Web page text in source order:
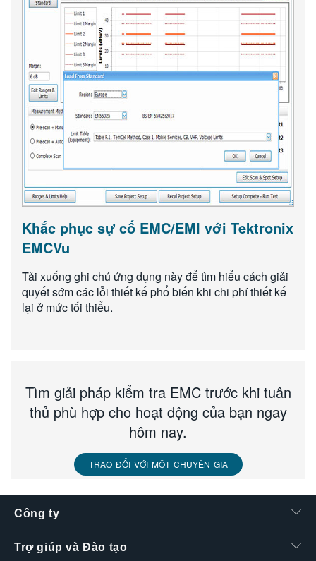
Khắc phục sự cố EMC/EMI với Tektronix
EMCVu
Tải xuống ghi chú ứng dụng này để tìm hiểu cách giải
quyết sớm các lỗi thiết kế phổ biến khi chi phí thiết kế
lại ở mức tối thiểu.
Tìm giải pháp kiểm tra EMC trước khi tuân
thủ phù hợp cho hoạt động của bạn ngay
hôm nay.
TRAO ĐỔI VỚI MỘT CHUYÊN GIA
Công ty
Trợ giúp và Đào tạo